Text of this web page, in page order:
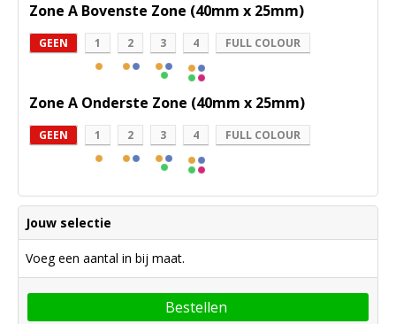
Zone A Bovenste Zone (40mm x 25mm)
GEEN 1 2 3 4 FULL COLOUR
Zone A Onderste Zone (40mm x 25mm)
GEEN 1 2 3 4 FULL COLOUR
Jouw selectie
Voeg een aantal in bij maat.
Bestellen